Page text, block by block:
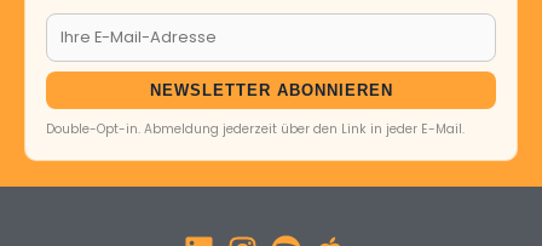
NEWSLETTER ABONNIEREN
Double-Opt-in. Abmeldung jederzeit über den Link in jeder E-Mail.